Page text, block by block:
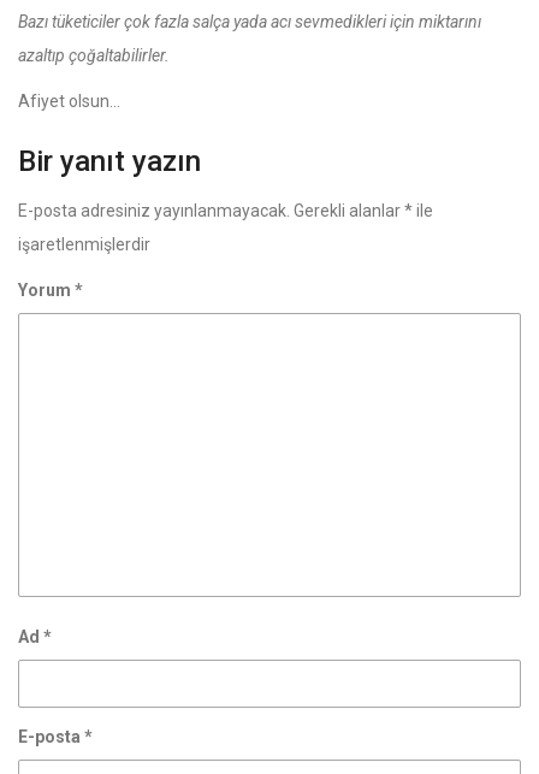
Bazı tüketiciler çok fazla salça yada acı sevmedikleri için miktarını
azaltıp çoğaltabilirler.
Afiyet olsun…
Bir yanıt yazın
E-posta adresiniz yayınlanmayacak. Gerekli alanlar*ile
işaretlenmişlerdir
Yorum *
Ad *
E-posta *